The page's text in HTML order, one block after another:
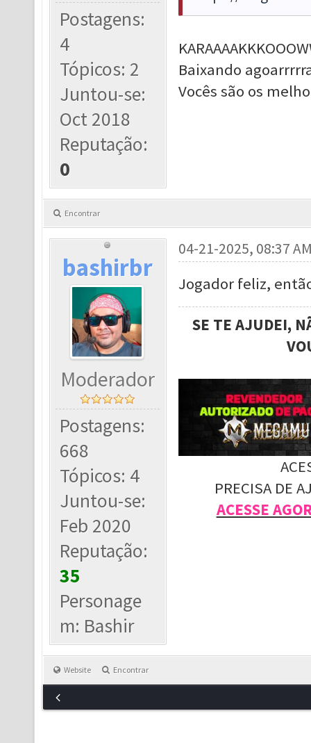
Postagens:
4
Tópicos: 2
Juntou-se:
Oct 2018
Reputação:
0
Baixando
Vocês são os
Encontrar
bashirbr
Moderador
Postagens:
668
Tópicos: 4
Juntou-se:
Feb 2020
Reputação:
35
Personage
m: Bashir
04-21-2025, 08:37
Jogador feliz,
SE TE AJUDEI,
PRECISA DE
ACESSE
Website Encontrar